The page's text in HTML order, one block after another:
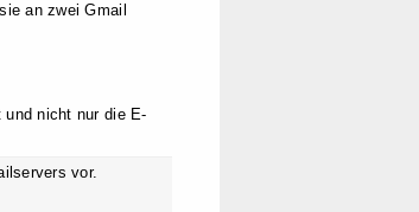
an zwei Gmail
nicht nur die E-
vor.